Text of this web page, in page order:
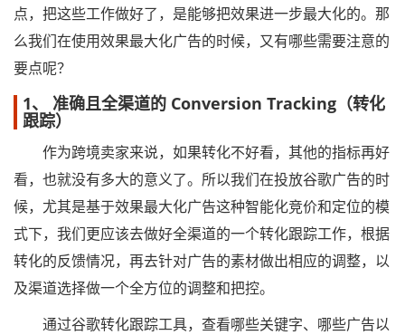
点，把这些工作做好了，是能够把效果进一步最大化的。那
么我们在使用效果最大化广告的时候，又有哪些需要注意的
要点呢？
1、 准确且全渠道的 Conversion Tracking（转化
跟踪）
作为跨境卖家来说，如果转化不好看，其他的指标再好
看，也就没有多大的意义了。所以我们在投放谷歌广告的时
候，尤其是基于效果最大化广告这种智能化竞价和定位的模
式下，我们更应该去做好全渠道的一个转化跟踪工作，根据
转化的反馈情况，再去针对广告的素材做出相应的调整，以
及渠道选择做一个全方位的调整和把控。
通过谷歌转化跟踪工具，查看哪些关键字、哪些广告以